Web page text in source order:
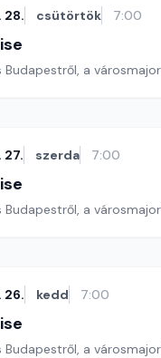
28. csütörtök 7:00
Budapestről, a
27. szerda 7:00
Budapestről, a
26. kedd 7:00
Budapestről, a